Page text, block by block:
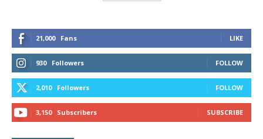
21,000 Fans LIKE
930 Followers FOLLOW
2,010 Followers FOLLOW
3,150 Subscribers SUBSCRIBE